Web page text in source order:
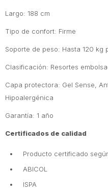
Largo: 188 cm
Tipo de confort: Firme
Soporte de peso: Hasta 120 kg
Clasificación: Resortes
Capa protectora: Gel Sense,
Hipoalergénica
Garantía: 1 año
Certificados de calidad
Producto certificado
ABICOL
ISPA